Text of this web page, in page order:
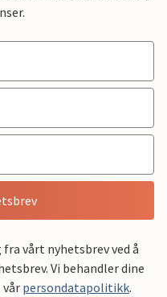
vårt nyhetsbrev ved å
Vi behandler dine
persondatapolitikk.